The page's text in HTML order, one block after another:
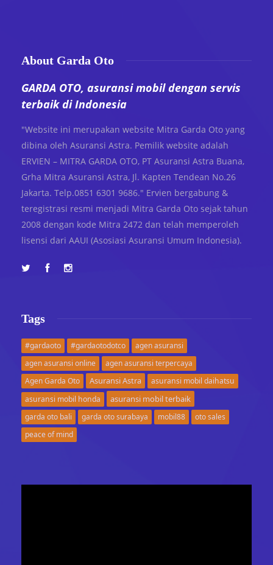
About Garda Oto
GARDA OTO, asuransi mobil dengan servis
terbaik di Indonesia
"Website ini merupakan website Mitra Garda Oto yang
dibina oleh Asuransi Astra. Pemilik website adalah
ERVIEN – MITRA GARDA OTO, PT Asuransi Astra Buana,
Grha Mitra Asuransi Astra, Jl. Kapten Tendean No.26
Jakarta. Telp.0851 6301 9686." Ervien bergabung &
teregistrasi resmi menjadi Mitra Garda Oto sejak tahun
2008 dengan kode Mitra 2472 dan telah memperoleh
lisensi dari AAUI (Asosiasi Asuransi Umum Indonesia).
Tags
#gardaoto #gardaotodotco
agen asuransi
agen asuransi online
agen asuransi terpercaya
Agen Garda Oto
Asuransi Astra
asuransi mobil daihatsu
asuransi mobil honda
asuransi mobil terbaik
garda oto bali garda oto surabaya mobil88
oto sales
peace of mind